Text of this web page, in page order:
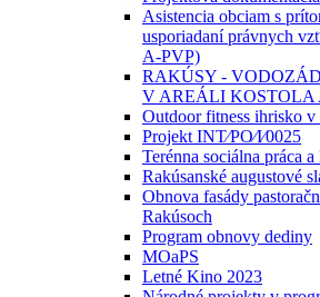
Asistencia obciam s
usporiadaní právnych
A-PVP)
RAKÚSY -
V AREÁLI KOSTOLA
Outdoor fitness ihrisko
Projekt INT⁄PO⁄I⁄0025
Terénna sociálna práca
Rakúsanské augustové
Obnova fasády
Rakúsoch
Program obnovy dediny
MOaPS
Letné Kino 2023